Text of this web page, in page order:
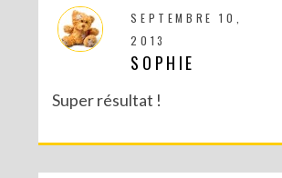
SEPTEMBRE 10,
2013
SOPHIE
Super résultat !